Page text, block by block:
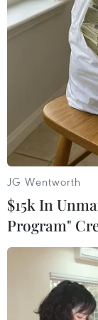
Tháng 8 vừa
rằng tình
sớm nằm
hoảng khí
Việc các
Hiệp định
là chưa đủ để
Đất ở mức
nghiệp, chưa
tưởng là 1,5 độ
Theo nghiên
mức 1,5 độ C
đợt nắng
trong tương
lụt giảm gần
JG Wentworth
$15k In
Program"